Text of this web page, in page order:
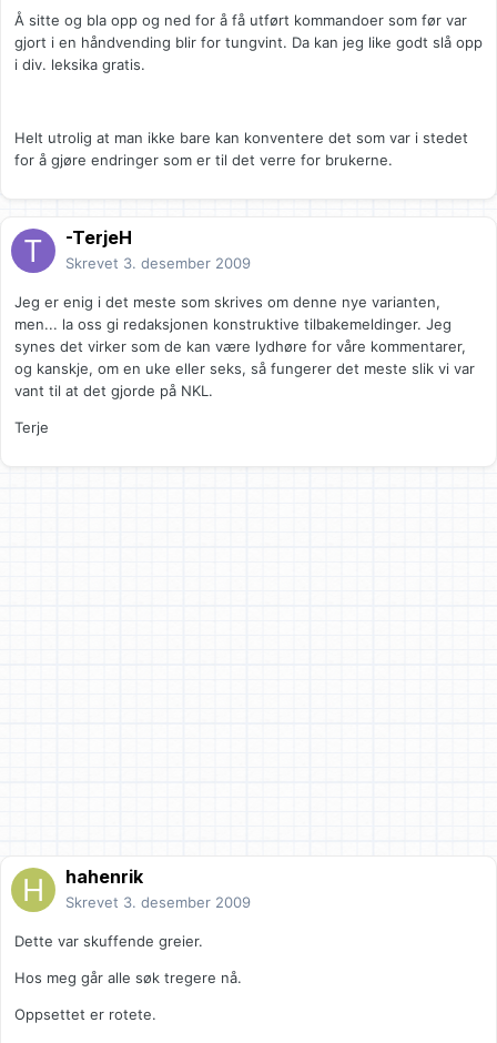
Å sitte og bla opp og ned for å få utført kommandoer som før var
gjort i en håndvending blir for tungvint. Da kan jeg like godt slå opp
i div. leksika gratis.
Helt utrolig at man ikke bare kan konventere det som var i stedet
for å gjøre endringer som er til det verre for brukerne.
-TerjeH
Skrevet 3. desember 2009
Jeg er enig i det meste som skrives om denne nye varianten,
men... la oss gi redaksjonen konstruktive tilbakemeldinger. Jeg
synes det virker som de kan være lydhøre for våre kommentarer,
og kanskje, om en uke eller seks, så fungerer det meste slik vi var
vant til at det gjorde på NKL.
Terje
hahenrik
Skrevet 3. desember 2009
Dette var skuffende greier.
Hos meg går alle søk tregere nå.
Oppsettet er rotete.